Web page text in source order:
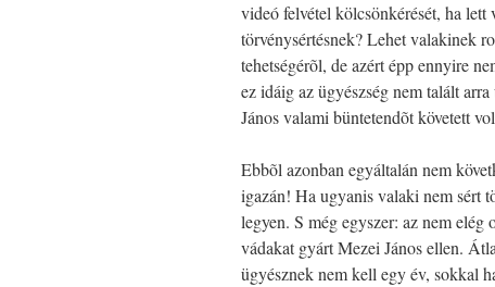
videó felvétel kölcsönkérését, ha
törvénysértésnek? Lehet valakinek
tehetségérõl, de azért épp ennyire
ez idáig az ügyészség nem talált
János valami büntetendõt követett
Ebbõl azonban egyáltalán nem
igazán! Ha ugyanis valaki nem sért
legyen. S még egyszer: az nem
vádakat gyárt Mezei János ellen.
ügyésznek nem kell egy év, sokkal